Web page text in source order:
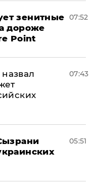
зенитные
дороже
Point
07:52
07:43
05:51